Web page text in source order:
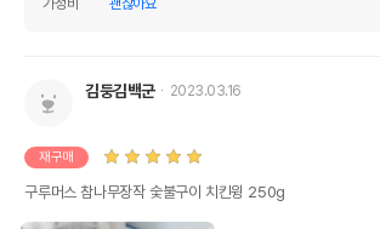
김둥김백군 2023.03.16
재구매
구루머스 참나무장작 숯불구이 치킨윙 250g